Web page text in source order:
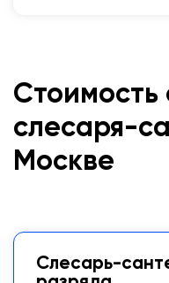
Стоимость
слесаря-
Москве
Слесарь-